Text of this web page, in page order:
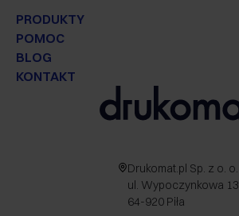
PRODUKTY
POMOC
BLOG
KONTAKT
Drukomat.pl Sp. z o. o.
ul. Wypoczynkowa 13
64-920 Piła